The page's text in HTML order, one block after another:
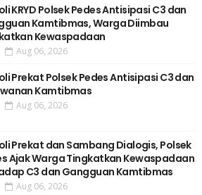
KRYD Polsek Pedes Antisipasi C3 dan
Kamtibmas, Warga Diimbau
Kewaspadaan
Aug 06, 2026
Prekat Polsek Pedes Antisipasi C3 dan
Kamtibmas
Aug 06, 2026
Prekat dan Sambang Dialogis, Polsek
Ajak Warga Tingkatkan Kewaspadaan
C3 dan Gangguan Kamtibmas
Aug 06, 2026